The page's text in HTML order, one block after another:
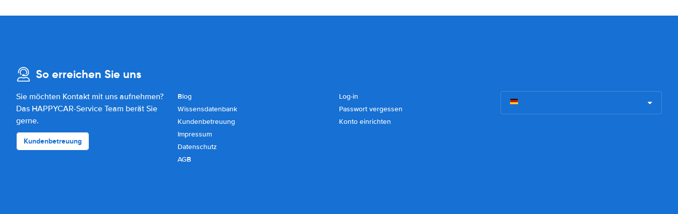
So erreichen Sie uns
Sie möchten Kontakt mit uns aufnehmen?
Das HAPPYCAR-Service Team berät Sie
gerne.
Kundenbetreuung
Blog
Wissensdatenbank
Kundenbetreuung
Impressum
Datenschutz
AGB
Log-in
Passwort vergessen
Konto einrichten